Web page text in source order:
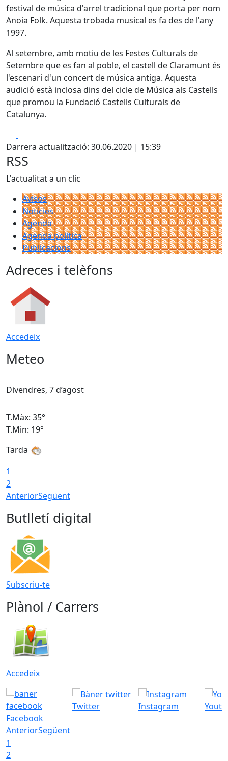
festival de música d'arrel tradicional que porta per nom
Anoia Folk. Aquesta trobada musical es fa des de l'any
1997.
Al setembre, amb motiu de les Festes Culturals de
Setembre que es fan al poble, el castell de Claramunt és
l'escenari d'un concert de música antiga. Aquesta
audició està inclosa dins del cicle de Música als Castells
que promou la Fundació Castells Culturals de
Catalunya.
Darrera actualització: 30.06.2020 | 15:39
RSS
L'actualitat a un clic
Avisos
Notícies
Agenda
Agenda política
Publicacions
Adreces i telèfons
Accedeix
Meteo
Divendres, 7 d’agost
T.Màx: 35°
T.Min: 19°
Tarda
1
2
AnteriorSegüent
Butlletí digital
Subscriu-te
Plànol / Carrers
Accedeix
Facebook
Twitter Instagram
AnteriorSegüent
1
2